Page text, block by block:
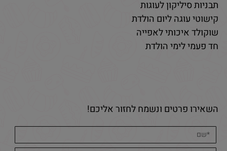
תבניות סיליקון לעוגות
קישוטי עוגה ליום הולדת
שוקולד איכותי לאפייה
חד פעמי לימי הולדת
השאירו פרטים ונשמח לחזור אליכם!